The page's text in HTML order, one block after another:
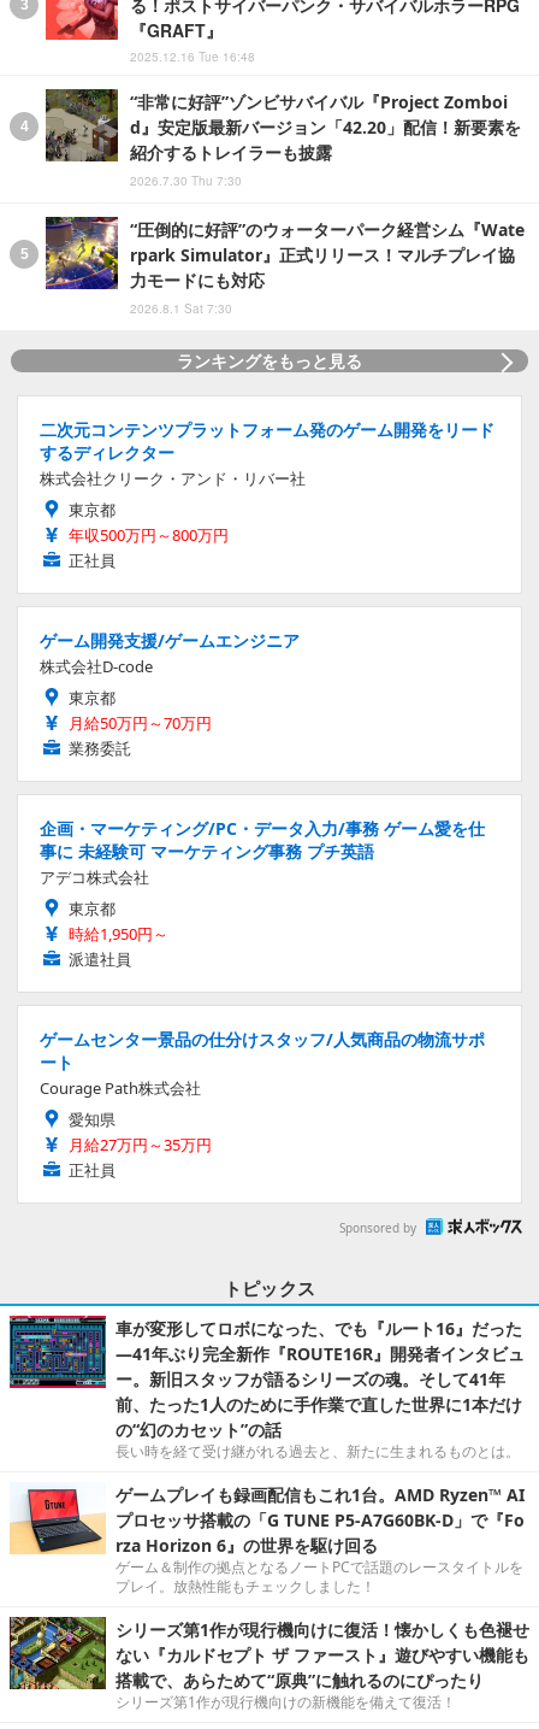
る！ポストサイバーパンク・サバイバルホラーRPG
『GRAFT』
2025.12.16 Tue 16:48
“非常に好評”ゾンビサバイバル『Project Zomboi
d』安定版最新バージョン「42.20」配信！新要素を
紹介するトレイラーも披露
2026.7.30 Thu 7:30
“圧倒的に好評”のウォーターパーク経営シム『Wate
rpark Simulator』正式リリース！マルチプレイ協
力モードにも対応
2026.8.1 Sat 7:30
ランキングをもっと見る
二次元コンテンツプラットフォーム発のゲーム開発をリード
するディレクター
株式会社クリーク・アンド・リバー社
東京都
年収500万円～800万円
正社員
ゲーム開発支援/ゲームエンジニア
株式会社D-code
東京都
月給50万円～70万円
業務委託
企画・マーケティング/PC・データ入力/事務 ゲーム愛を仕
事に 未経験可 マーケティング事務 プチ英語
アデコ株式会社
東京都
時給1,950円～
派遣社員
ゲームセンター景品の仕分けスタッフ/人気商品の物流サポ
ート
Courage Path株式会社
愛知県
月給27万円～35万円
正社員
Sponsored by
トピックス
車が変形してロボになった、でも『ルート16』だった
―41年ぶり完全新作『ROUTE16R』開発者インタビュ
ー。新旧スタッフが語るシリーズの魂。そして41年
前、たった1人のために手作業で直した世界に1本だけ
の“幻のカセット”の話
長い時を経て受け継がれる過去と、新たに生まれるものとは。
ゲームプレイも録画配信もこれ1台。AMD Ryzen™ AI
プロセッサ搭載の「G TUNE P5-A7G60BK-D」で『Fo
rza Horizon 6』の世界を駆け回る
ゲーム＆制作の拠点となるノートPCで話題のレースタイトルを
プレイ。放熱性能もチェックしました！
シリーズ第1作が現行機向けに復活！懐かしくも色褪せ
ない『カルドセプト ザ ファースト』遊びやすい機能も
搭載で、あらためて“原典”に触れるのにぴったり
シリーズ第1作が現行機向けの新機能を備えて復活！